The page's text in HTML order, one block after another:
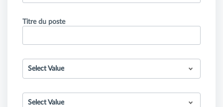
Titre du poste
Select Value
Select Value